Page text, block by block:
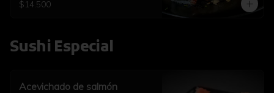
$14.500
Sushi Especial
Acevichado de salmón